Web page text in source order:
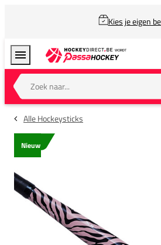
Kies je eigen
Zoek naar...
Alle Hockeysticks
Nieuw